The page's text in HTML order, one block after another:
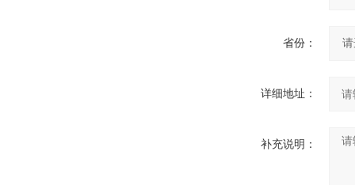
省份：
详细地址：
补充说明：